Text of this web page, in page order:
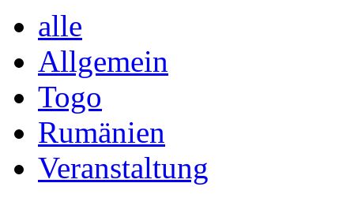
alle
Allgemein
Togo
Rumänien
Veranstaltung